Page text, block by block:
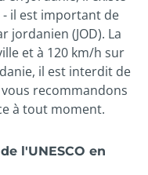
il est important de
jordanien (JOD). La
et à 120 km/h sur
il est interdit de
recommandons
à tout moment.
l'UNESCO en